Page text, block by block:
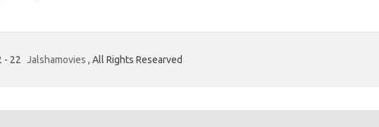
- 22 Jalshamovies , All Rights Researved